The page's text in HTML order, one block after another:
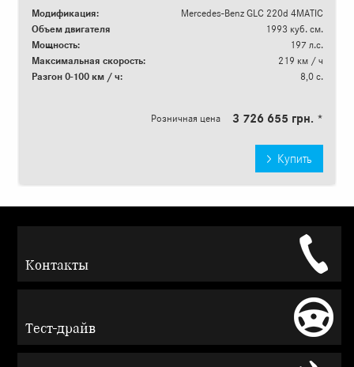
Модификация:
Mercedes-Benz GLC 220d 4MATIC
Объем двигателя
1993 куб. см.
Мощность:
197 л.с.
Максимальная скорость:
219 км / ч
Разгон 0-100 км / ч:
8,0 с.
Розничная цена 3 726 655 грн. *
Купить
Контакты
Тест-драйв